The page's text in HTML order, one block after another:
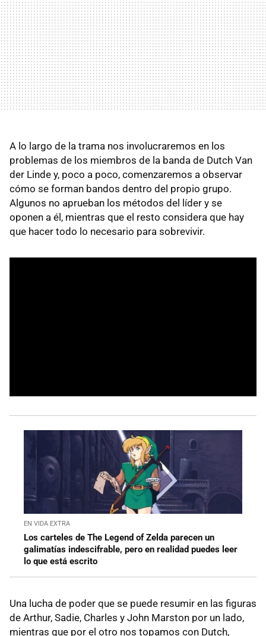
A lo largo de la trama nos involucraremos en los
problemas de los miembros de la banda de Dutch Van
der Linde y, poco a poco, comenzaremos a observar
cómo se forman bandos dentro del propio grupo.
Algunos no aprueban los métodos del líder y se
oponen a él, mientras que el resto considera que hay
que hacer todo lo necesario para sobrevivir.
EN VIDA EXTRA
Los carteles de The Legend of Zelda parecen un
galimatías indescifrable, pero en realidad puedes leer
lo que está escrito
Una lucha de poder que se puede resumir en las figuras
de Arthur, Sadie, Charles y John Marston por un lado,
mientras que por el otro nos topamos con Dutch,